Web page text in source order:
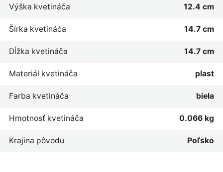
Výška kvetináča 12.4 cm
Šírka kvetináča 14.7 cm
Dĺžka kvetináča 14.7 cm
Materiál kvetináča plast
Farba kvetináča biela
Hmotnosť kvetináča 0.066 kg
Krajina pôvodu Poľsko